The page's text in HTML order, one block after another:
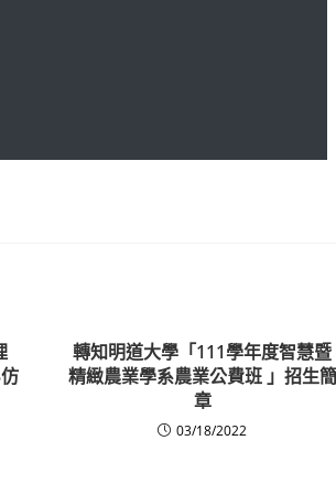
轉知明道大學「111學年度智慧暨
精緻農業學系農業公費班 」招生簡
章
03/18/2022